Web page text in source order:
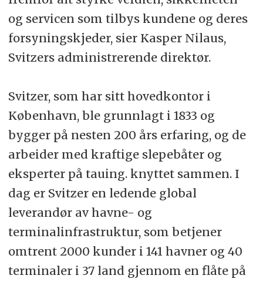
og servicen som tilbys kundene og deres
forsyningskjeder, sier Kasper Nilaus,
Svitzers administrerende direktør.
Svitzer, som har sitt hovedkontor i
København, ble grunnlagt i 1833 og
bygger på nesten 200 års erfaring, og de
arbeider med kraftige slepebåter og
eksperter på tauing. knyttet sammen. I
dag er Svitzer en ledende global
leverandør av havne- og
terminalinfrastruktur, som betjener
omtrent 2000 kunder i 141 havner og 40
terminaler i 37 land gjennom en flåte på